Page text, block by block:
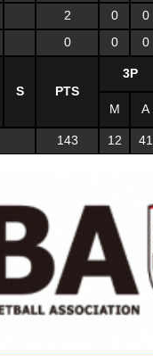
2 0 0
0 0 0
S PTS
3P
M A
143 12 41